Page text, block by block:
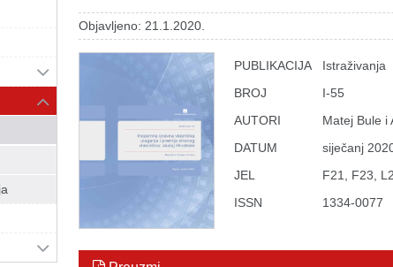
Objavljeno: 21.1.2020.
PUBLIKACIJA
Istraživanja
BROJ
I-55
AUTORI
Matej Bule i
DATUM
siječanj
JEL
F21, F23,
ISSN
1334-0077